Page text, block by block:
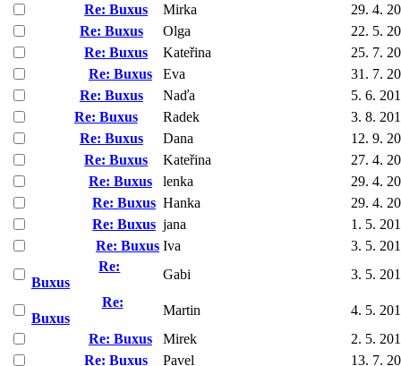
Re: Buxus
Mirka
29. 4.
Re: Buxus
Olga
22. 5.
Re: Buxus
Kateřina
25. 7.
Re: Buxus
Eva
31. 7.
Re: Buxus
Naďa
5. 6.
Re: Buxus
Radek
3. 8.
Re: Buxus
Dana
12. 9.
Re: Buxus
Kateřina
27. 4.
Re: Buxus
lenka
29. 4.
Re: Buxus Hanka
29. 4.
Re: Buxus jana
1. 5.
Re: Buxus Iva
3. 5.
Re:
Buxus
Gabi
3. 5.
Re:
Buxus
Martin
4. 5.
Re: Buxus
Mirek
2. 5.
Re: Buxus
Pavel
13. 7.